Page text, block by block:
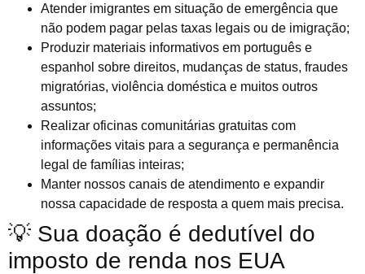
Atender imigrantes em situação de emergência que
não podem pagar pelas taxas legais ou de imigração;
Produzir materiais informativos em português e
espanhol sobre direitos, mudanças de status, fraudes
migratórias, violência doméstica e muitos outros
assuntos;
Realizar oficinas comunitárias gratuitas com
informações vitais para a segurança e permanência
legal de famílias inteiras;
Manter nossos canais de atendimento e expandir
nossa capacidade de resposta a quem mais precisa.
💡 Sua doação é dedutível do
imposto de renda nos EUA